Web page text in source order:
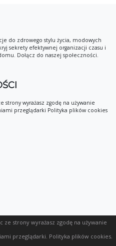
do zdrowego stylu życia, modowych
sekrety efektywnej organizacji czasu i
Dołącz do naszej społeczności.
strony wyrażasz zgodę na używanie
przeglądarki Polityka plików cookies
ze strony wyrażasz zgodę na używanie
przeglądarki. Polityka plików cookies.